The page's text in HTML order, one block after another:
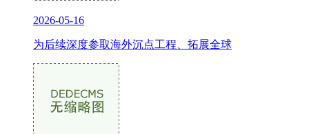
2026-05-16
为后续深度参取海外沉点工程、拓展全球